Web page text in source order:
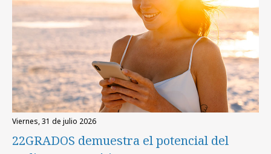
viernes, 31 de julio 2026
22GRADOS demuestra el potencial del